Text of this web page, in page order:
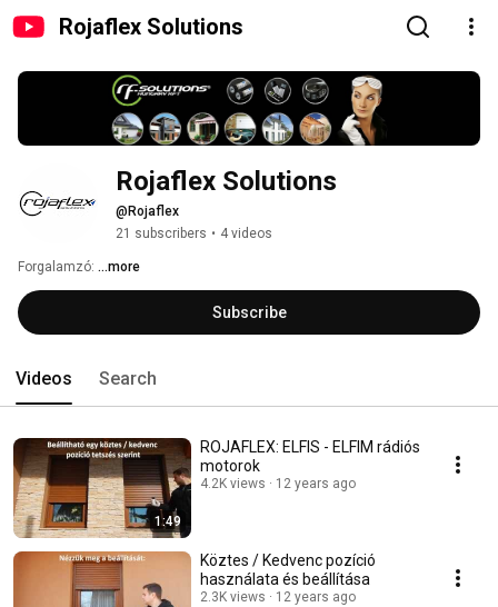
Rojaflex Solutions
Rojaflex Solutions
@Rojaflex
21 subscribers • 4 videos
Forgalamzó: ...more
Subscribe
Videos Search
1:49
ROJAFLEX: ELFIS - ELFIM rádiós
motorok
4.2K views 12 years ago
Köztes / Kedvenc pozíció
használata és beállítása
2.3K views 12 years ago